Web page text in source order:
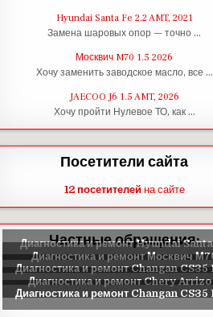
Hyundai Santa Fe 2.2 AMT, 2021
Замена шаровых опор — точно …
Москвич M70 1.5 2026
Хочу заменить заводское масло, все …
JAECOO J6 1.5 AMT, 2026
Хочу пройти Нулевое ТО, как …
Посетители сайта
12 посетителейна сайте
Частные обращения: